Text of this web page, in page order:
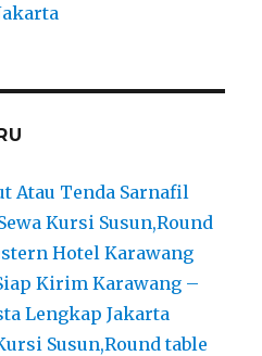
Atau Tenda Sarnafil
Kursi Susun,Round
Hotel Karawang
Kirim Karawang –
Lengkap Jakarta
Susun,Round table